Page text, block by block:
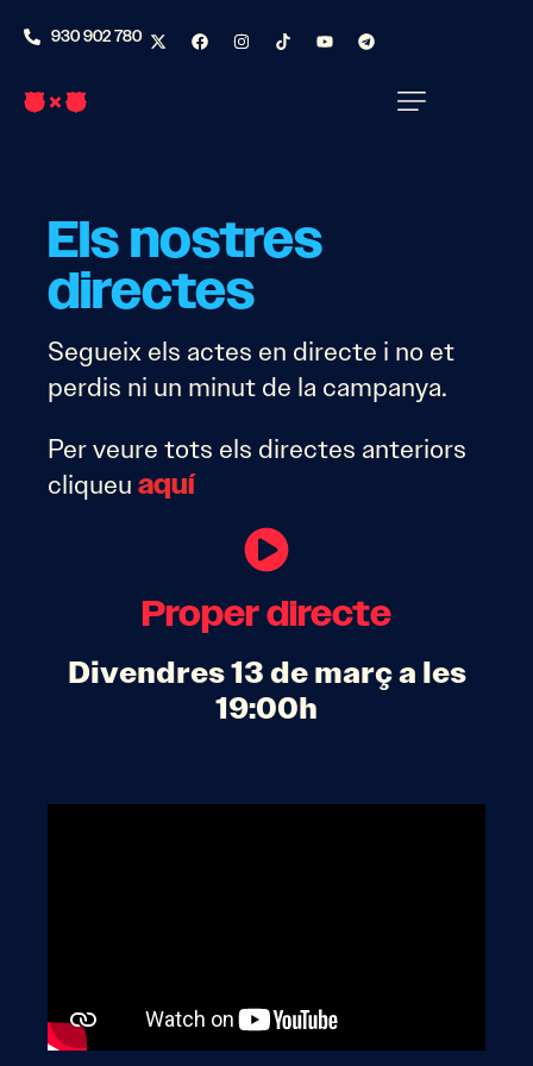
930 902 780
Els nostres
directes
Segueix els actes en directe i no et
perdis ni un minut de la campanya.
Per veure tots els directes anteriors
cliqueu aquí
Proper directe
Divendres 13 de març a les
19:00h